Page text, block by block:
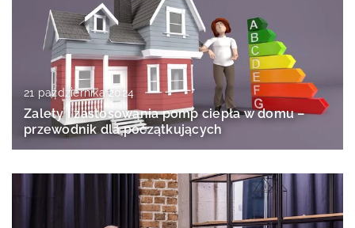
21 października 2024
Zalety i zastosowania pomp ciepła w domu –
przewodnik dla początkujących